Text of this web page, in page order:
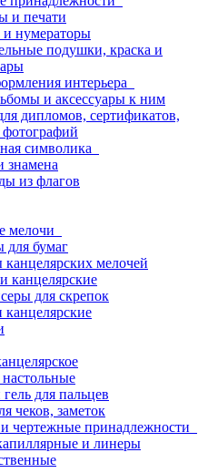
и печати
и нумераторы
подушки, краска и
интерьера
и аксессуары к ним
дипломов, сертификатов,
фотографий
символика
знамена
из флагов
мелочи
бумаг
мелочей
канцелярские
для скрепок
для пальцев
чеков, заметок
чертежные принадлежности
и линеры